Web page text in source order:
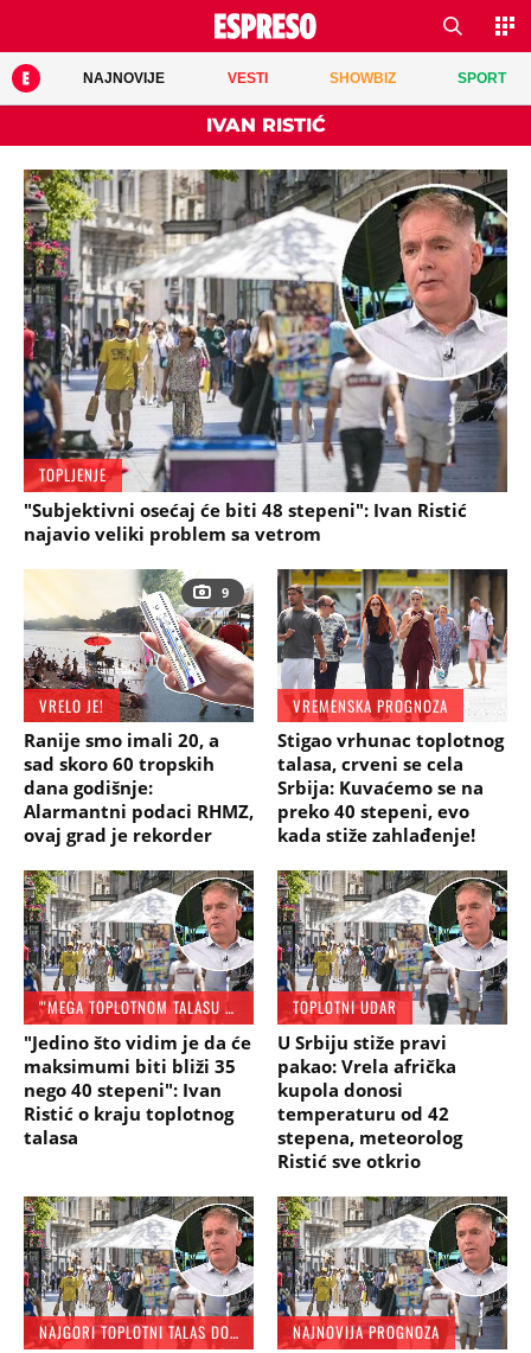
NAJNOVIJE VESTI SHOWBIZ SPORT
IVAN RISTIĆ
TOPLJENJE
"Subjektivni osećaj će biti 48 stepeni": Ivan Ristić
najavio veliki problem sa vetrom
9
VRELO JE!
Ranije smo imali 20, a
sad skoro 60 tropskih
dana godišnje:
Alarmantni podaci RHMZ,
ovaj grad je rekorder
VREMENSKA PROGNOZA
Stigao vrhunac toplotnog
talasa, crveni se cela
Srbija: Kuvaćemo se na
preko 40 stepeni, evo
kada stiže zahlađenje!
"'MEGA TOPLOTNOM TALASU SE JOŠ UVEK NE NAZIRE KRAJ"
"Jedino što vidim je da će
maksimumi biti bliži 35
nego 40 stepeni": Ivan
Ristić o kraju toplotnog
talasa
TOPLOTNI UDAR
U Srbiju stiže pravi
pakao: Vrela afrička
kupola donosi
temperaturu od 42
stepena, meteorolog
Ristić sve otkrio
NAJGORI TOPLOTNI TALAS DO SADA
NAJNOVIJA PROGNOZA